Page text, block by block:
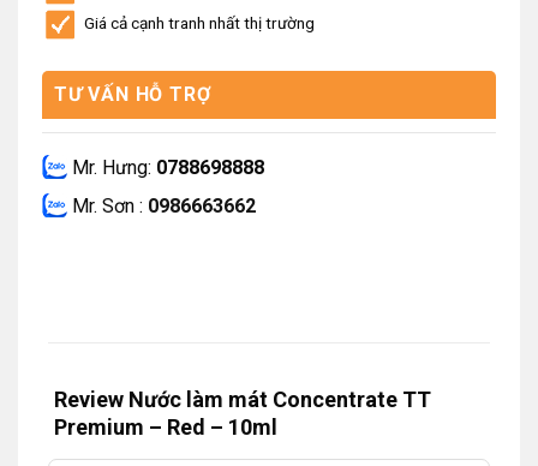
Giá cả cạnh tranh nhất thị trường
TƯ VẤN HỖ TRỢ
Mr. Hưng: 0788698888
Mr. Sơn : 0986663662
Review Nước làm mát Concentrate TT
Premium – Red – 10ml